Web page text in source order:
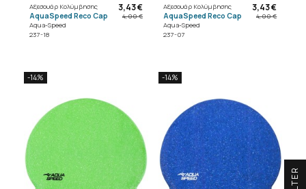
Αξεσουάρ Κολύμβησης
AquaSpeed Reco Cap
Aqua-Speed
237-18
3,43 €
4,00 €
Αξεσουάρ Κολύμβησης
AquaSpeed Reco Cap
Aqua-Speed
237-07
3,43 €
4,00 €
-14% -14%